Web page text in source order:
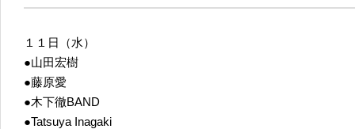
１１日（水）
●山田宏樹
●藤原愛
●木下徹BAND
●Tatsuya Inagaki